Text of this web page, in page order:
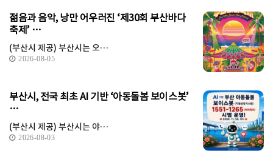
젊음과 음악, 낭만 어우러진 ‘제30회 부산바다
축제’ …
(부산시 제공) 부산시는 오…
2026-08-05
부산시, 전국 최초 AI 기반 ‘아동돌봄 보이스봇’
…
(부산시 제공) 부산시는 야…
2026-08-03